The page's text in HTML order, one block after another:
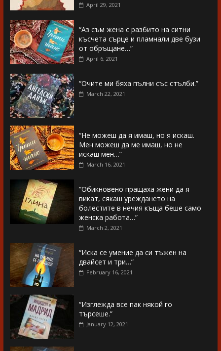
April 29, 2021
“Аз съм жена с разбито на ситни
късчета сърце и пламнали две бузи
от обръщане…”
April 6, 2021
“Очите ми бяха пълни със стълби.”
March 22, 2021
“Не можеш да я имаш, но я искаш.
Мен можеш да ме имаш, но не
искаш мен…”
March 16, 2021
“Обикновено пращаха жени да я
викат, сякаш уреждането на
болестите в нечия къща беше само
женска работа…”
March 2, 2021
“Иска се умение да си тъжен на
двайсет и три…”
February 16, 2021
“Изглежда все пак някой го
търсеше.”
January 12, 2021